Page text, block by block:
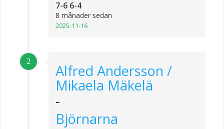
7-6 6-4
8 månader sedan
2025-11-16
2
Alfred Andersson /
Mikaela Mäkelä
-
Björnarna